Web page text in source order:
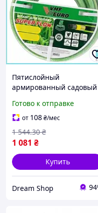
Пятислойный
армированный садовый
длиной 25 метров для
огорода и приусадьбы
GA1
Готово к отправке
от 108₴/мес
1 081 ₴
1 544.30 ₴
Купить
Dream Shop